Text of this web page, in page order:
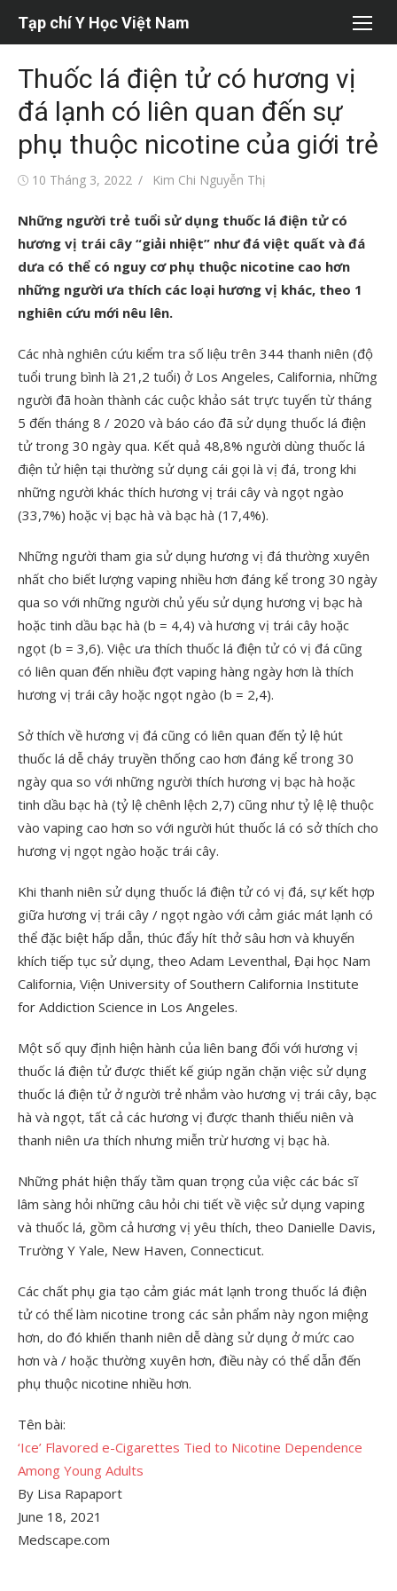
Tạp chí Y Học Việt Nam
Thuốc lá điện tử có hương vị
đá lạnh có liên quan đến sự
phụ thuộc nicotine của giới trẻ
Đăng10 Tháng 3, 2022
Tác
Kim Chi Nguyễn Thị
Những người trẻ tuổi sử dụng thuốc lá điện tử có
hương vị trái cây “giải nhiệt” như đá việt quất và đá
dưa có thể có nguy cơ phụ thuộc nicotine cao hơn
những người ưa thích các loại hương vị khác, theo 1
nghiên cứu mới nêu lên.
Các nhà nghiên cứu kiểm tra số liệu trên 344 thanh niên (độ
tuổi trung bình là 21,2 tuổi) ở Los Angeles, California, những
người đã hoàn thành các cuộc khảo sát trực tuyến từ tháng
5 đến tháng 8 / 2020 và báo cáo đã sử dụng thuốc lá điện
tử trong 30 ngày qua. Kết quả 48,8% người dùng thuốc lá
điện tử hiện tại thường sử dụng cái gọi là vị đá, trong khi
những người khác thích hương vị trái cây và ngọt ngào
(33,7%) hoặc vị bạc hà và bạc hà (17,4%).
Những người tham gia sử dụng hương vị đá thường xuyên
nhất cho biết lượng vaping nhiều hơn đáng kể trong 30 ngày
qua so với những người chủ yếu sử dụng hương vị bạc hà
hoặc tinh dầu bạc hà (b = 4,4) và hương vị trái cây hoặc
ngọt (b = 3,6). Việc ưa thích thuốc lá điện tử có vị đá cũng
có liên quan đến nhiều đợt vaping hàng ngày hơn là thích
hương vị trái cây hoặc ngọt ngào (b = 2,4).
Sở thích về hương vị đá cũng có liên quan đến tỷ lệ hút
thuốc lá dễ cháy truyền thống cao hơn đáng kể trong 30
ngày qua so với những người thích hương vị bạc hà hoặc
tinh dầu bạc hà (tỷ lệ chênh lệch 2,7) cũng như tỷ lệ lệ thuộc
vào vaping cao hơn so với người hút thuốc lá có sở thích cho
hương vị ngọt ngào hoặc trái cây.
Khi thanh niên sử dụng thuốc lá điện tử có vị đá, sự kết hợp
giữa hương vị trái cây / ngọt ngào với cảm giác mát lạnh có
thể đặc biệt hấp dẫn, thúc đẩy hít thở sâu hơn và khuyến
khích tiếp tục sử dụng, theo Adam Leventhal, Đại học Nam
California, Viện University of Southern California Institute
for Addiction Science in Los Angeles.
Một số quy định hiện hành của liên bang đối với hương vị
thuốc lá điện tử được thiết kế giúp ngăn chặn việc sử dụng
thuốc lá điện tử ở người trẻ nhắm vào hương vị trái cây, bạc
hà và ngọt, tất cả các hương vị được thanh thiếu niên và
thanh niên ưa thích nhưng miễn trừ hương vị bạc hà.
Những phát hiện thấy tầm quan trọng của việc các bác sĩ
lâm sàng hỏi những câu hỏi chi tiết về việc sử dụng vaping
và thuốc lá, gồm cả hương vị yêu thích, theo Danielle Davis,
Trường Y Yale, New Haven, Connecticut.
Các chất phụ gia tạo cảm giác mát lạnh trong thuốc lá điện
tử có thể làm nicotine trong các sản phẩm này ngon miệng
hơn, do đó khiến thanh niên dễ dàng sử dụng ở mức cao
hơn và / hoặc thường xuyên hơn, điều này có thể dẫn đến
phụ thuộc nicotine nhiều hơn.
Tên bài:
‘Ice’ Flavored e-Cigarettes Tied to Nicotine Dependence
Among Young Adults
By Lisa Rapaport
June 18, 2021
Medscape.com